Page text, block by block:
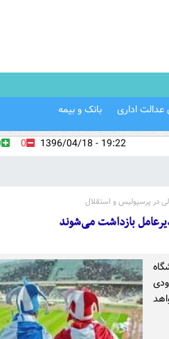
عدالت اداری بانک و بیمه
0
19:22 - 1396/04/18
در پرسپولیس و استقلال
بازداشت می‌شوند